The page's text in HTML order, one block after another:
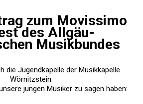
zum Movissimo
des Allgäu-
Musikbundes
die Jugendkapelle der Musikkapelle
Wörnitzstein.
jungen Musiker zu sagen haben: